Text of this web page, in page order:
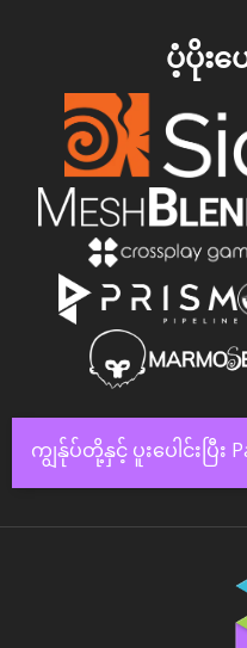
ပံ့ပိုး
ကျွန်ုပ်တို့နှင့် ပူးပေါင်းပြီး